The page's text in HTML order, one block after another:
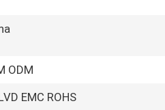
ODM
EMC ROHS